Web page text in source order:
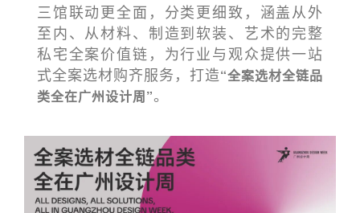
三馆联动更全面，分类更细致，涵盖从外
至内、从材料、制造到软装、艺术的完整
私宅全案价值链，为行业与观众提供一站
式全案选材购齐服务，打造“全案选材全链品
类全在广州设计周”。